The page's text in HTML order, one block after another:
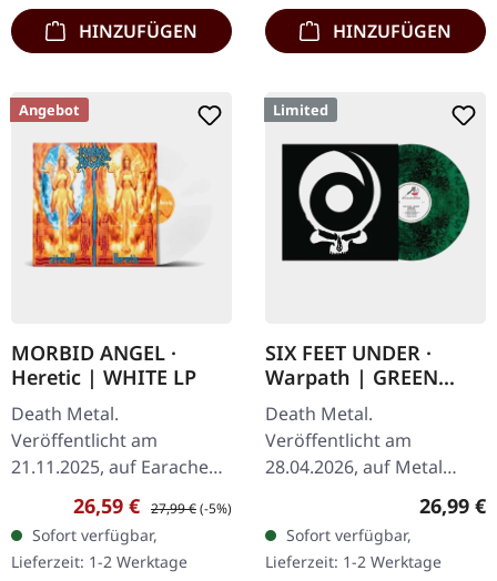
ist…
HINZUFÜGEN HINZUFÜGEN
Angebot
MORBID ANGEL ·
Heretic | WHITE LP
Death Metal.
Veröffentlicht am
21.11.2025, auf Earache
Records. Weißes Vinyl LP.
Plastic Head Exklusiv-
Edition. Das achte Kapitel
in Morbid Angels…
Verkaufspreis:
26,59 € Regulärer Preis:
27,99 €(-5%)
Sofort verfügbar,
Lieferzeit: 1-2 Werktage
Limited
SIX FEET UNDER ·
Warpath | GREEN
BLACK MARBLED LP
Death Metal.
Veröffentlicht am
28.04.2026, auf Metal
marmoriertes Vinyl im
Standard-Cover. Limitiert
26,99 €
Sofort verfügbar,
Lieferzeit: 1-2 Werktage